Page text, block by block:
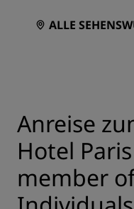
ALLE
Anreise
Hotel
member